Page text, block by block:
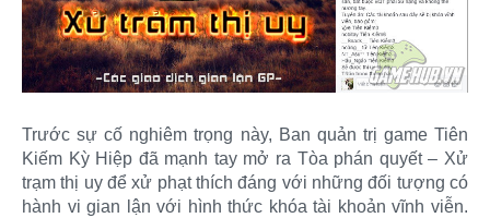
Trước sự cố nghiêm trọng này, Ban quản trị game Tiên
Kiếm Kỳ Hiệp đã mạnh tay mở ra Tòa phán quyết – Xử
trạm thị uy để xử phạt thích đáng với những đối tượng có
hành vi gian lận với hình thức khóa tài khoản vĩnh viễn.